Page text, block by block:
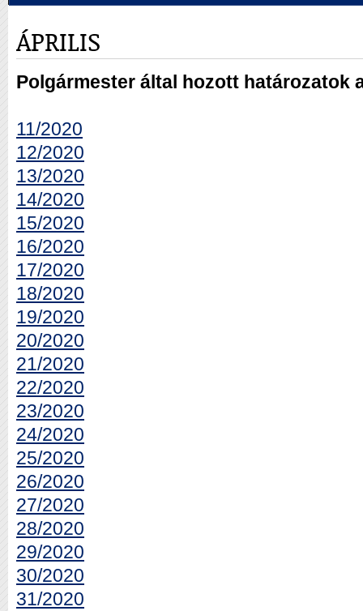
ÁPRILIS
Polgármester által hozott határozatok
11/2020
12/2020
13/2020
14/2020
15/2020
16/2020
17/2020
18/2020
19/2020
20/2020
21/2020
22/2020
23/2020
24/2020
25/2020
26/2020
27/2020
28/2020
29/2020
30/2020
31/2020